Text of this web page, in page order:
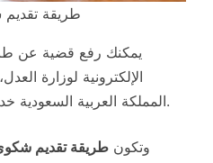
طريقة
يمكنك رفع قضية عن
الإلكترونية لوزارة
المملكة العربية السعودية خدمة تقديم الشكاوى الكترونياً.
وتكون طريقة تقديم